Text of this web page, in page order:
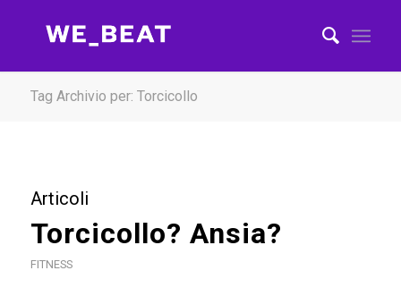
Tag Archivio per: Torcicollo
Articoli
Torcicollo? Ansia?
FITNESS